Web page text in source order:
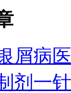
屑病
剂一